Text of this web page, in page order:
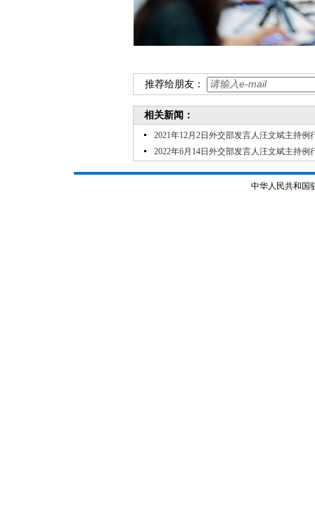
推荐给朋友：
相关新闻：
2021年12月2日外交部发言人汪文斌主持例
2022年6月14日外交部发言人汪文斌主持例
中华人民共和国